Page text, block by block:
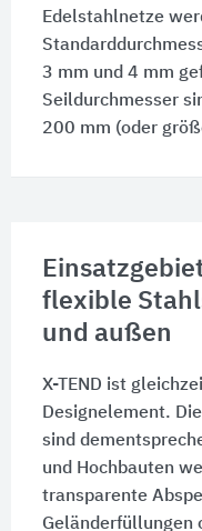
Edelstahlnetze
3 mm und 4 mm
Seildurchmesser
200 mm (oder
flexible
und außen
X-TEND ist
Designelement.
sind
und Hochbauten
transparente
Geländerfüllungen